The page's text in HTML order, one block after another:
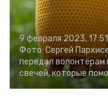
9 февраля 2023, 17:51
Фото:Сергей
передал волонтёрам
свечей, которые